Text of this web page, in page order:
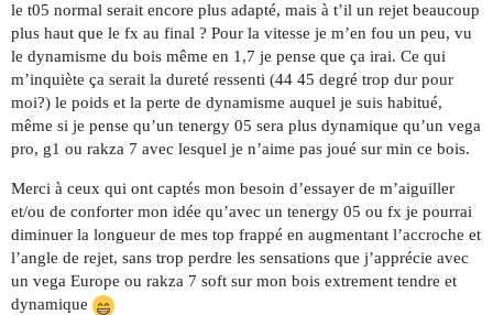
le t05 normal serait encore plus adapté, mais à t’il un rejet beaucoup
plus haut que le fx au final ? Pour la vitesse je m’en fou un peu, vu
le dynamisme du bois même en 1,7 je pense que ça irai. Ce qui
m’inquiète ça serait la dureté ressenti (44 45 degré trop dur pour
moi?) le poids et la perte de dynamisme auquel je suis habitué,
même si je pense qu’un tenergy 05 sera plus dynamique qu’un vega
pro, g1 ou rakza 7 avec lesquel je n’aime pas joué sur min ce bois.
Merci à ceux qui ont captés mon besoin d’essayer de m’aiguiller
et/ou de conforter mon idée qu’avec un tenergy 05 ou fx je pourrai
diminuer la longueur de mes top frappé en augmentant l’accroche et
l’angle de rejet, sans trop perdre les sensations que j’apprécie avec
un vega Europe ou rakza 7 soft sur mon bois extrement tendre et
dynamique